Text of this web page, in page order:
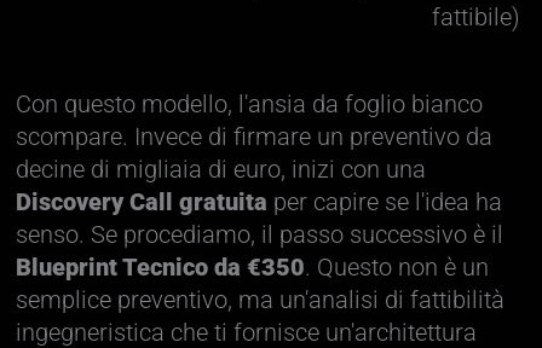
fattibile)
Con questo modello, l'ansia da foglio bianco
scompare. Invece di firmare un preventivo da
decine di migliaia di euro, inizi con una
Discovery Call gratuita per capire se l'idea ha
senso. Se procediamo, il passo successivo è il
Blueprint Tecnico da €350. Questo non è un
semplice preventivo, ma un'analisi di fattibilità
ingegneristica che ti fornisce un'architettura